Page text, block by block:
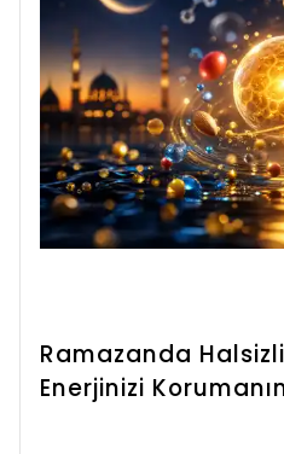
Ramazanda
Enerjinizi